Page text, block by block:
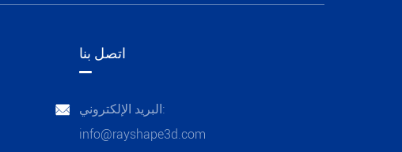
اتصل بنا

البريد الإلكتروني:
info@rayshape3d.com